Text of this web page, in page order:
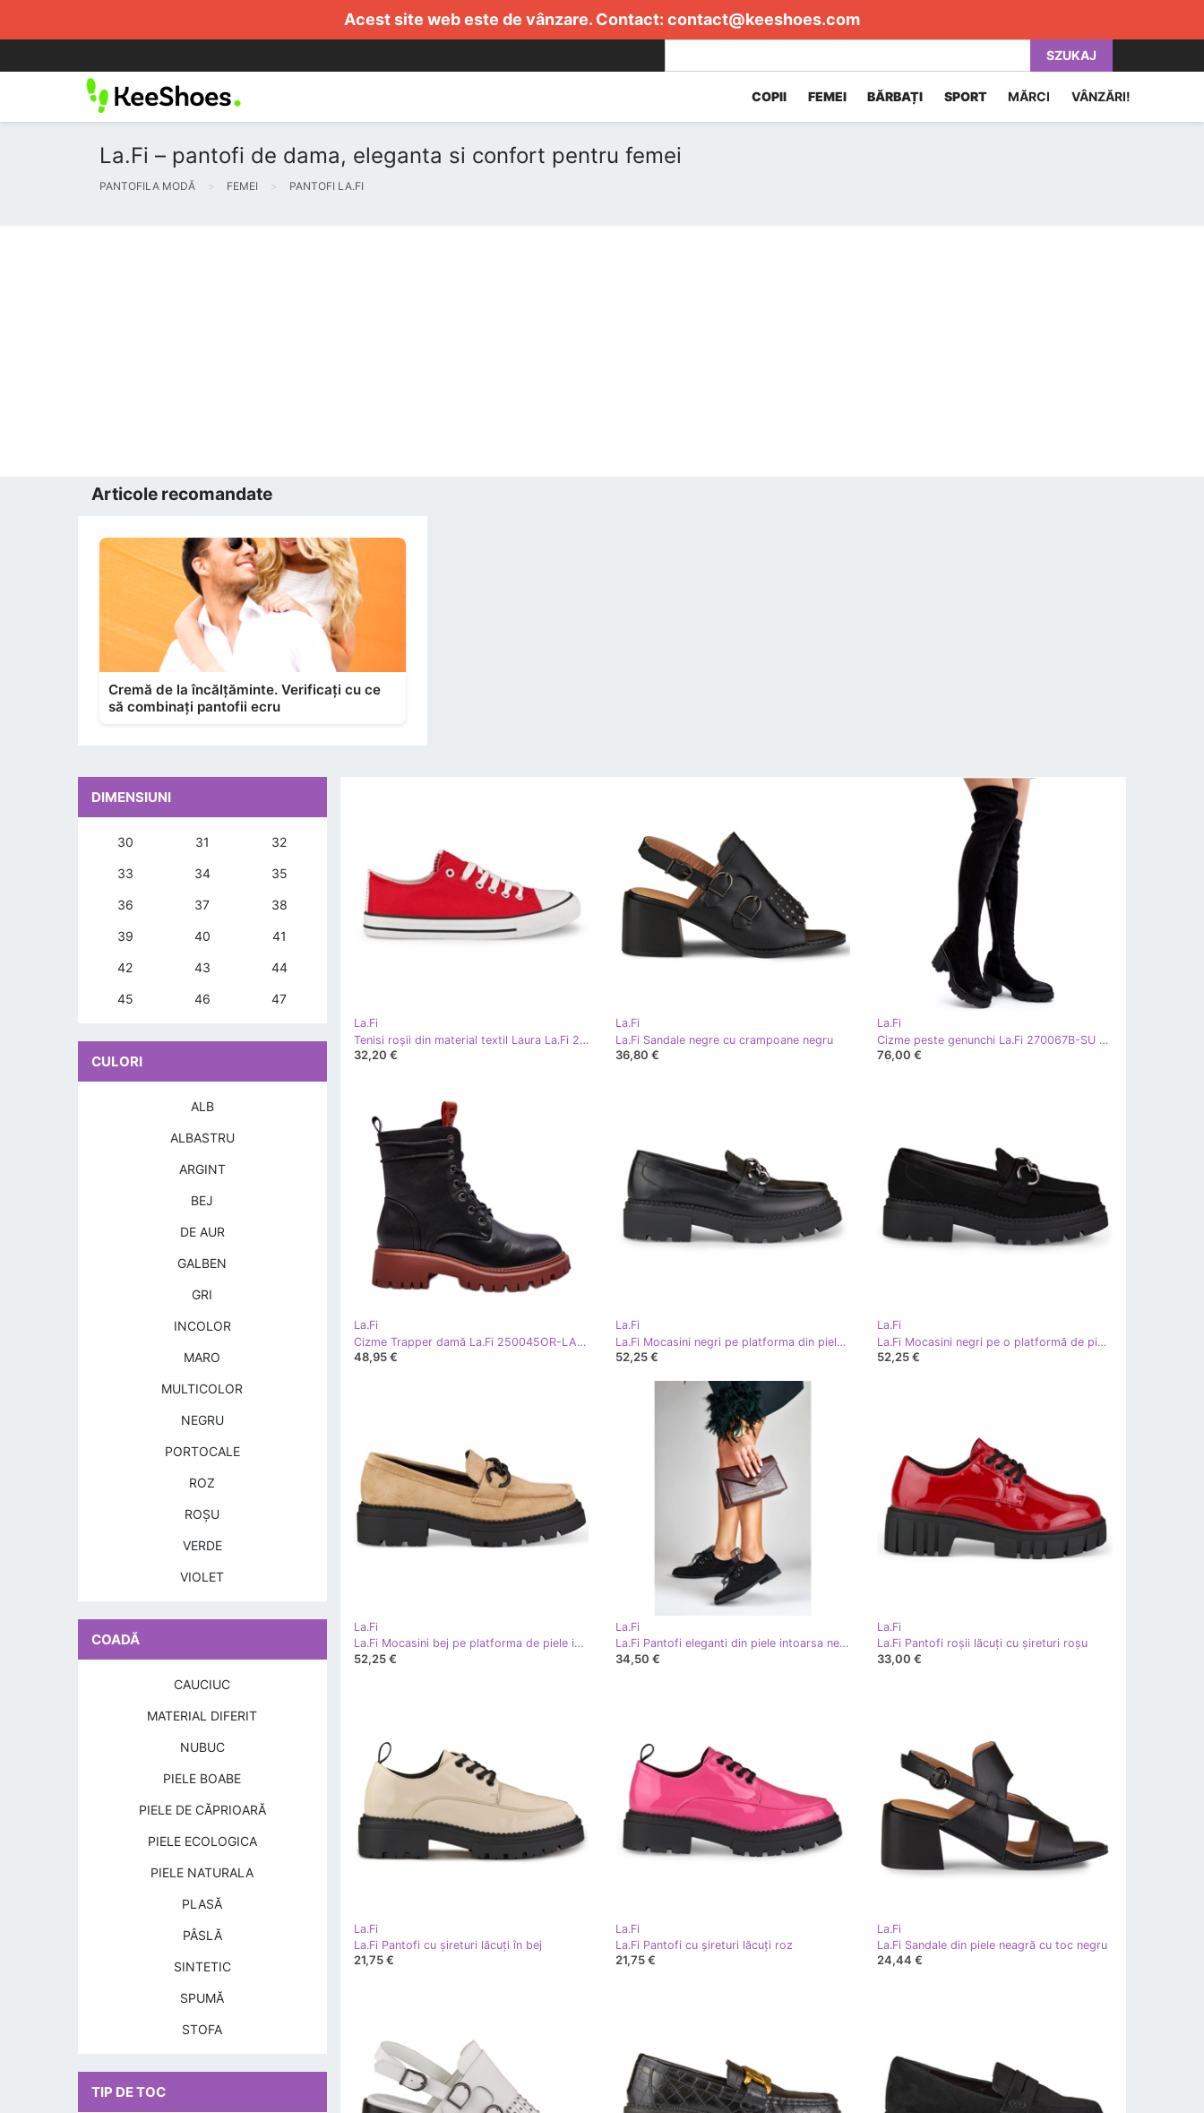
Acest site web este de vânzare. Contact: contact@keeshoes.com
SZUKAJ
COPII FEMEI BĂRBAȚI SPORT MĂRCI VÂNZĂRI!
La.Fi – pantofi de dama, eleganta si confort pentru femei
PANTOFILA MODĂ FEMEI PANTOFI LA.FI
Articole recomandate
Cremă de la încălțăminte. Verificați cu ce
să combinați pantofii ecru
La.Fi
Tenisi roșii din material textil Laura La.Fi 280055R roşu
32,20 €
La.Fi
La.Fi Sandale negre cu crampoane negru
36,80 €
La.Fi
Cizme peste genunchi La.Fi 270067B-SU Negru
76,00 €
La.Fi
Cizme Trapper damă La.Fi 250045OR-LA Negru
48,95 €
La.Fi
La.Fi Mocasini negri pe platforma din piele ecologica negru
52,25 €
La.Fi
La.Fi Mocasini negri pe o platformă de piele intoarsa negru
52,25 €
La.Fi
La.Fi Mocasini bej pe platforma de piele intoarsa
52,25 €
La.Fi
La.Fi Pantofi eleganti din piele intoarsa negru
34,50 €
La.Fi
La.Fi Pantofi roșii lăcuți cu șireturi roşu
33,00 €
La.Fi
La.Fi Pantofi cu șireturi lăcuți în bej
21,75 €
La.Fi
La.Fi Pantofi cu șireturi lăcuți roz
21,75 €
La.Fi
La.Fi Sandale din piele neagră cu toc negru
24,44 €
DIMENSIUNI
30 31 32
33 34 35
36 37 38
39 40 41
42 43 44
45 46 47
CULORI
ALB
ALBASTRU
ARGINT
BEJ
DE AUR
GALBEN
GRI
INCOLOR
MARO
MULTICOLOR
NEGRU
PORTOCALE
ROZ
ROŞU
VERDE
VIOLET
COADĂ
CAUCIUC
MATERIAL DIFERIT
NUBUC
PIELE BOABE
PIELE DE CĂPRIOARĂ
PIELE ECOLOGICA
PIELE NATURALA
PLASĂ
PÂSLĂ
SINTETIC
SPUMĂ
STOFA
TIP DE TOC